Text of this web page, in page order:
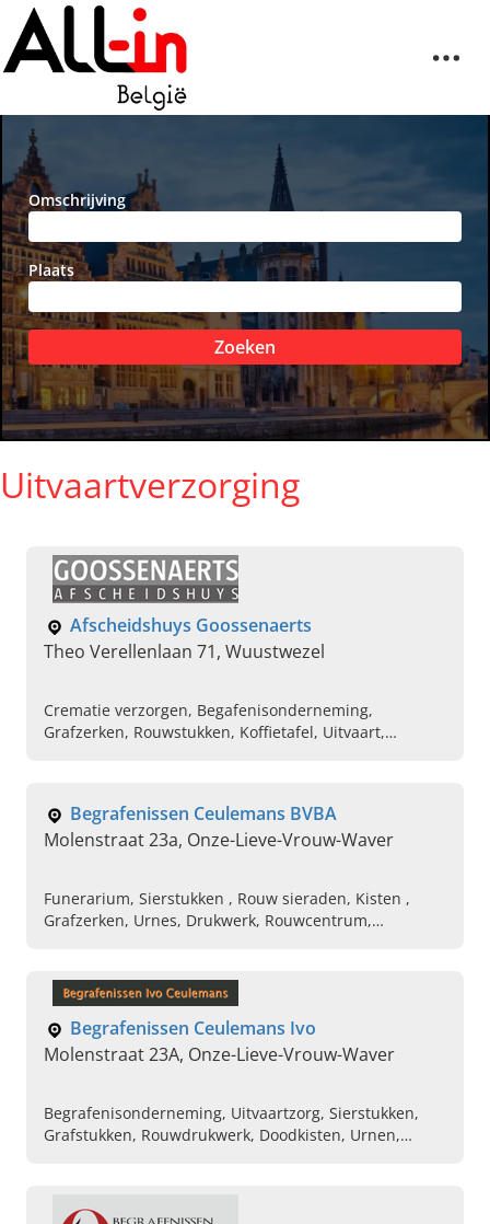
Omschrijving
Plaats
Zoeken
Uitvaartverzorging
Afscheidshuys Goossenaerts
Theo Verellenlaan 71, Wuustwezel
Crematie verzorgen, Begafenisonderneming,
Grafzerken, Rouwstukken, Koffietafel, Uitvaart,
Begrafenissen Ceulemans BVBA
Molenstraat 23a, Onze-Lieve-Vrouw-Waver
Funerarium, Sierstukken , Rouw sieraden, Kisten ,
Grafzerken, Urnes, Drukwerk, Rouwcentrum,
Begrafenissen Ceulemans Ivo
Molenstraat 23A, Onze-Lieve-Vrouw-Waver
Begrafenisonderneming, Uitvaartzorg, Sierstukken,
Grafstukken, Rouwdrukwerk, Doodkisten, Urnen,